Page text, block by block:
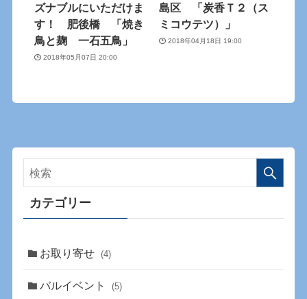
ズナブルにいただけま
す！ 肥後橋 「焼き
鳥と麹 一石五鳥」
2018年05月07日 20:00
島区 「炭香Ｔ２（ス
ミコウテツ）」
2018年04月18日 19:00
カテゴリー
お取り寄せ (4)
バルイベント (5)